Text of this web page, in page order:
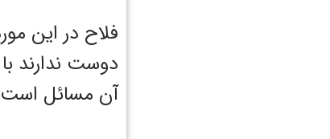
فلاح در این
دوست ندارند
آن مسائل